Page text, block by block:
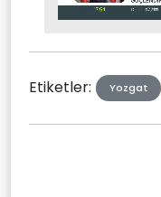
Mute Stream
Etiketler: Yozgat